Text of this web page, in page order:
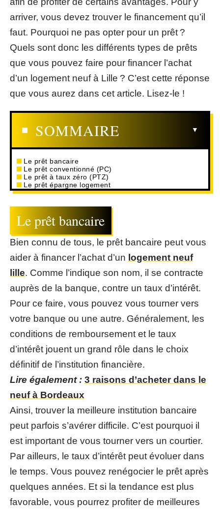
arriver, vous devez trouver le financement qu’il
faut. Pourquoi ne pas opter pour un prêt ?
Quels sont donc les différents types de prêts
que vous pouvez faire pour financer l’achat
d’un logement neuf à Lille ? C’est cette réponse
que vous aurez dans cet article. Lisez-le !
SOMMAIRE
Le prêt bancaire
Le prêt conventionné (PC)
Le prêt à taux zéro (PTZ)
Le prêt épargne logement
Le prêt bancaire
Bien connu de tous, le prêt bancaire peut vous
aider à financer l’achat d’un logement neuf
lille. Comme l’indique son nom, il se contracte
auprès de la banque, contre un taux d’intérêt.
Pour ce faire, vous pouvez vous tourner vers
votre banque ou une autre. Généralement, les
conditions de remboursement et le taux
d’intérêt jouent un grand rôle dans le choix
définitif de l’institution financière.
Lire également : 3 raisons d’acheter dans le
neuf à Bordeaux
Ainsi, trouver la meilleure institution bancaire
peut parfois s’avérer difficile. C’est pourquoi il
est important de vous tourner vers un courtier.
Par ailleurs, le taux d’intérêt peut évoluer dans
le temps. Vous pouvez renégocier le prêt après
quelques années. Et si la tendance est plus
favorable, vous pourrez profiter de meilleures